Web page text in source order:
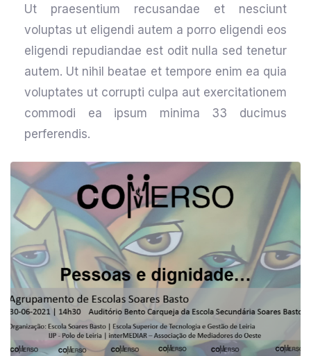
Ut praesentium recusandae et nesciunt
voluptas ut eligendi autem a porro eligendi eos
eligendi repudiandae est odit nulla sed tenetur
autem. Ut nihil beatae et tempore enim ea quia
voluptates ut corrupti culpa aut exercitationem
commodi ea ipsum minima 33 ducimus
perferendis.